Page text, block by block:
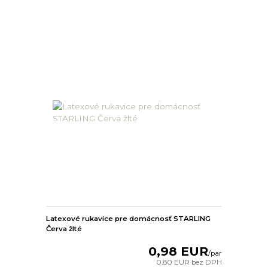
Latexové rukavice pre domácnosť STARLING
Červa žlté
0,98 EUR/par
0,80 EUR bez DPH